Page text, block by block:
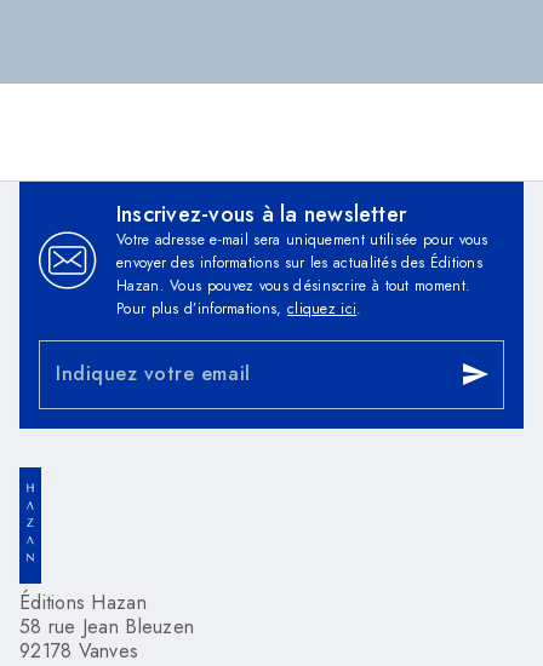
Inscrivez-vous à la newsletter
Votre adresse e-mail sera uniquement utilisée pour vous
envoyer des informations sur les actualités des Éditions
Hazan. Vous pouvez vous désinscrire à tout moment.
Pour plus d’informations, cliquez ici.
Indiquez votre email send
Éditions Hazan
58 rue Jean Bleuzen
92178 Vanves